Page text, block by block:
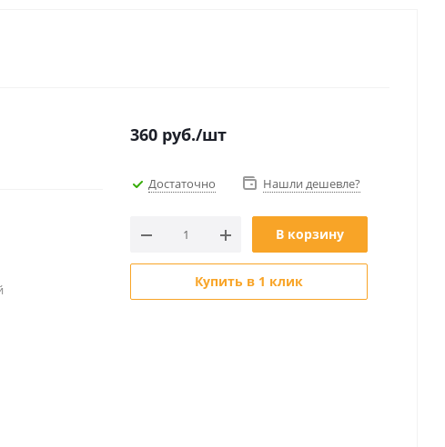
360 руб./шт
Достаточно Нашли дешевле?
В корзину
Купить в 1 клик